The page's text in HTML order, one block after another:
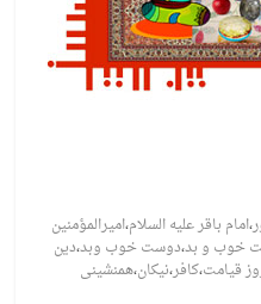
،امام باقر علیه السلام،امیرالمؤمنین
خوب و بد،دوست خوب وبد،دین
قیامت،کافر،نیکان،همنشینی